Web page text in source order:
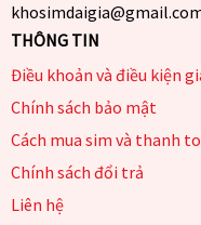
THÔNG TIN
Điều khoản và điều kiện
Chính sách bảo mật
Cách mua sim và thanh
Chính sách đổi trả
Liên hệ